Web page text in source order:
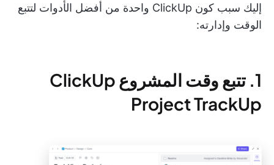
إليك سبب كون ClickUp واحدة من أفضل الأدوات لتتبع
الوقت وإدارته:
1. تتبع وقت المشروع ClickUp
Project TrackUp